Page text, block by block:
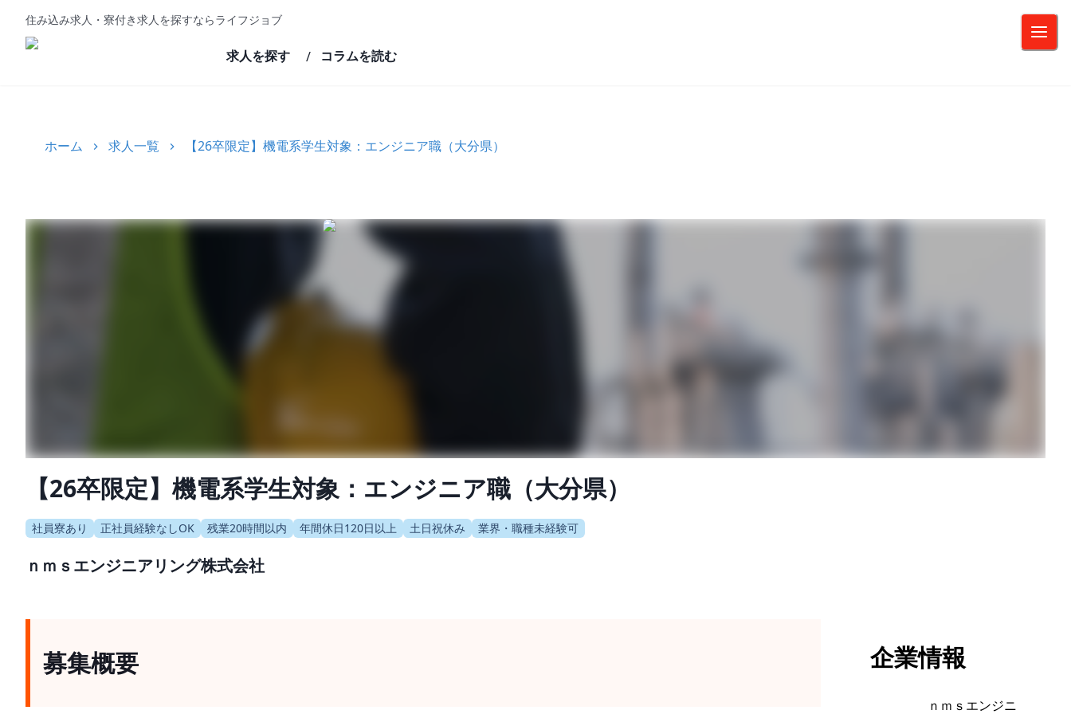
住み込み求人・寮付き求人を探すならライフジョブ
求人を探す / コラムを読む
ホーム 求人一覧 【26卒限定】機電系学生対象：エンジニア職（大分県）
【26卒限定】機電系学生対象：エンジニア職（大分県）
社員寮あり 正社員経験なしOK 残業20時間以内 年間休日120日以上 土日祝休み 業界・職種未経験可
ｎｍｓエンジニアリング株式会社
募集概要 企業情報
ｎｍｓエンジニ